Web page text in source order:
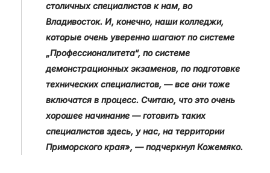
столичных специалистов к нам, во
Владивосток. И, конечно, наши колледжи,
которые очень уверенно шагают по системе
„Профессионалитета“, по системе
демонстрационных экзаменов, по подготовке
технических специалистов, — все они тоже
включатся в процесс. Считаю, что это очень
хорошее начинание — готовить таких
специалистов здесь, у нас, на территории
Приморского края», — подчеркнул Кожемяко.